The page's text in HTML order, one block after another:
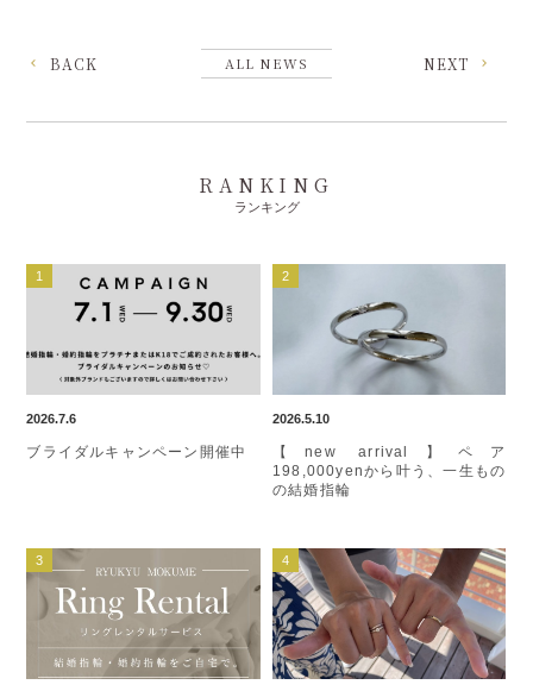
BACK ALL NEWS NEXT
RANKING
ランキング
2026.7.6
ブライダルキャンペーン開催中
2026.5.10
【new arrival】ペア
198,000yenから叶う、一生もの
の結婚指輪